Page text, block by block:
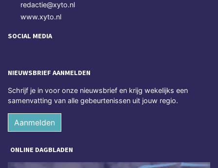
redactie@xyto.nl
www.xyto.nl
SOCIAL MEDIA
NIEUWSBRIEF AANMELDEN
Schrijf je in voor onze nieuwsbrief en krijg wekelijks een
samenvatting van alle gebeurtenissen uit jouw regio.
Aanmelden
ONLINE DAGBLADEN